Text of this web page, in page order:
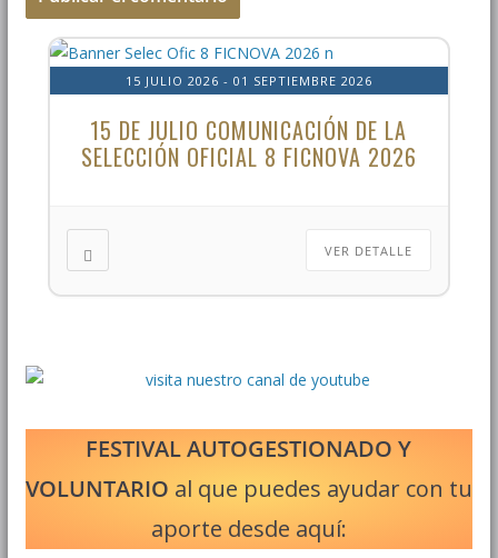
15 JULIO 2026 - 01 SEPTIEMBRE 2026
15 DE JULIO COMUNICACIÓN DE LA
SELECCIÓN OFICIAL 8 FICNOVA 2026
VER DETALLE
FESTIVAL AUTOGESTIONADO Y
VOLUNTARIO al que puedes ayudar con tu
aporte desde aquí: